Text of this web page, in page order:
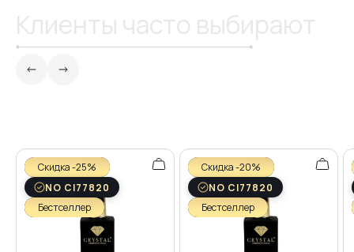
Скидка -25%
NO CI77820
Бестселлер
Скидка -20%
NO CI77820
Бестселлер